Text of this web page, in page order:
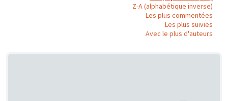
Z-A (alphabétique inverse)
Les plus commentées
Les plus suivies
Avec le plus d'auteurs